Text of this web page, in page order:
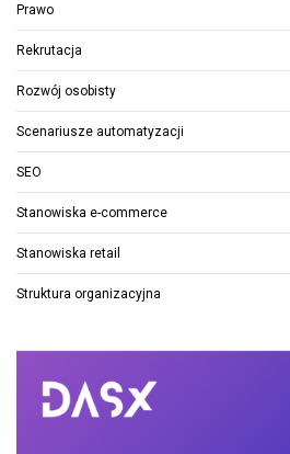
Prawo
Rekrutacja
Rozwój osobisty
Scenariusze automatyzacji
SEO
Stanowiska e-commerce
Stanowiska retail
Struktura organizacyjna